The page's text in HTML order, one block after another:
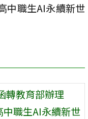
中職生AI永續新世
轉教育部辦理
中職生AI永續新世